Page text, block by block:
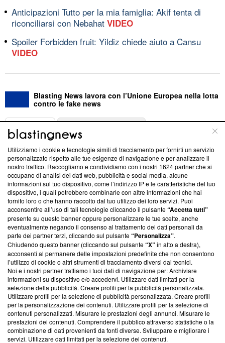
Anticipazioni Tutto per la mia famiglia: Akif tenta di
riconciliarsi con Nebahat VIDEO
Spoiler Forbidden fruit: Yildiz chiede aiuto a Cansu
VIDEO
Blasting News lavora con l’Unione Europea nella lotta
contro le fake news
ABOUT
Questa sezione offre informazioni trasparenti su Blasting
News, sui nostri processi editoriali e su come ci impegniamo a
creare news di qualità. Inoltre, afferma la nostra aderenza a
‘Trust Project - News with Integrity’Blasting News non è
ancora membro del programma, ma ha richiesto di farne
parte; Trust Project non ha ancora effettuato una verifica di
conformità agli standard.
Su di noi
Team editoriale
Corporate
Redazione
Informativa Privacy
Cookie Policy
Utilizziamo i cookie e tecnologie simili di tracciamento per fornirti un servizio
personalizzato rispetto alle tue esigenze di navigazione e per analizzare il
nostro traffico. Raccogliamo e condividiamo con i nostri 1624partner che si
occupano di analisi dei dati web, pubblicità e social media, alcune
informazioni sul tuo dispositivo, come l’indirizzo IP e le caratteristiche del tuo
dispositivo, i quali potrebbero combinarle con altre informazioni che hai
fornito loro o che hanno raccolto dal tuo utilizzo dei loro servizi. Puoi
acconsentire all’uso di tali tecnologie cliccando il pulsante“Accetta tutti”
presente su questo banner oppure personalizzare le tue scelte, anche
eventualmente negando il consenso al trattamento dei dati personali da
parte dei partner terzi, cliccando sul pulsante“Personalizza”.
Chiudendo questo banner (cliccando sul pulsante“X”in alto a destra),
acconsenti al permanere delle impostazioni predefinite che non consentono
l’utilizzo di cookie o altri strumenti di tracciamento diversi dai tecnici.
Noi e i nostri partner trattiamo i tuoi dati di navigazione per: Archiviare
informazioni su dispositivo e/o accedervi. Utilizzare dati limitati per la
selezione della pubblicità. Creare profili per la pubblicità personalizzata.
Utilizzare profili per la selezione di pubblicità personalizzata. Creare profili
per la personalizzazione dei contenuti. Utilizzare profili per la selezione di
contenuti personalizzati. Misurare le prestazioni degli annunci. Misurare le
prestazioni dei contenuti. Comprendere il pubblico attraverso statistiche o la
combinazione di dati provenienti da fonti diverse. Sviluppare e migliorare i
servizi. Utilizzare dati limitati per la selezione dei contenuti.